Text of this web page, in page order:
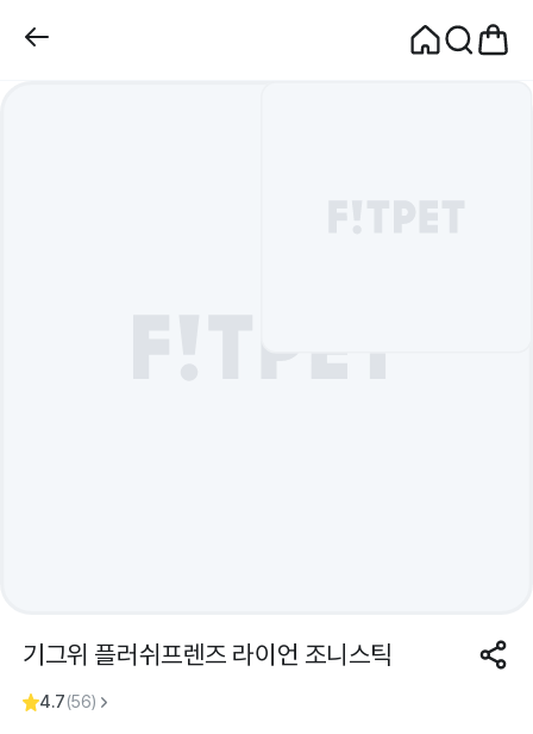
기그위 플러쉬프렌즈 라이언 조니스틱
4.7(56)